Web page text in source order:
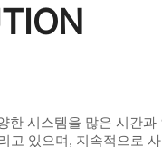
비전
시스템을 많은 시간
있으며, 지속적으로